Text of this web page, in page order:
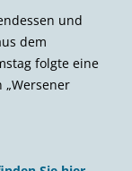
und
dem
folgte eine
„Wersener